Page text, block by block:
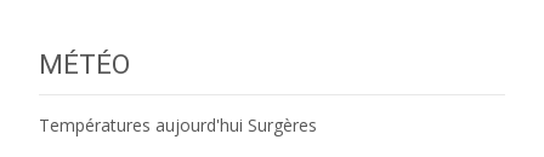
MÉTÉO
Températures aujourd'hui Surgères